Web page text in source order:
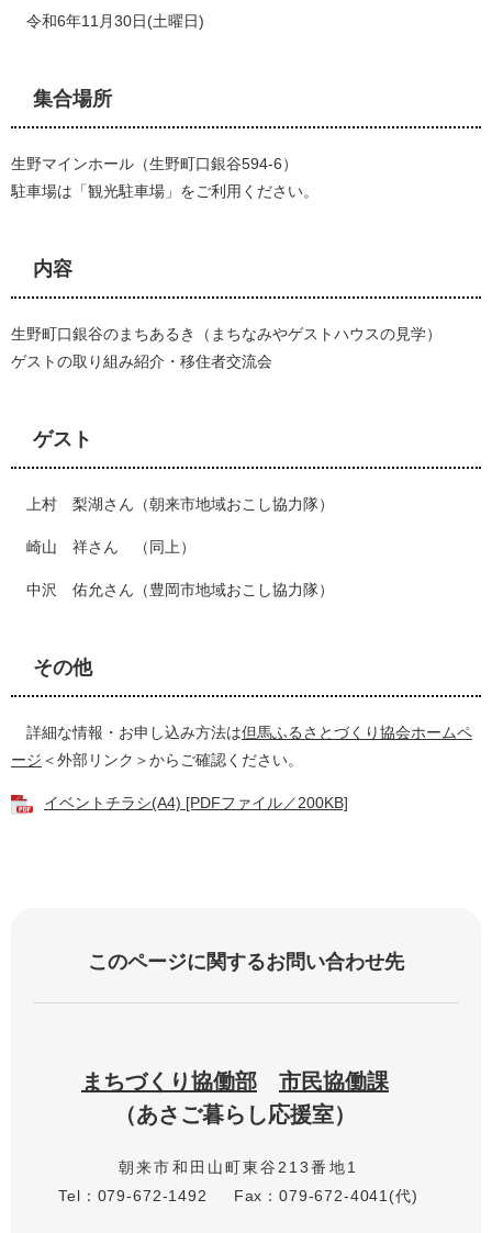
令和6年11月30日(土曜日)
集合場所
生野マインホール（生野町口銀谷594-6）
駐車場は「観光駐車場」をご利用ください。
内容
生野町口銀谷のまちあるき（まちなみやゲストハウスの見学）
ゲストの取り組み紹介・移住者交流会
ゲスト
上村 梨湖さん（朝来市地域おこし協力隊）
崎山 祥さん （同上）
中沢 佑允さん（豊岡市地域おこし協力隊）
その他
詳細な情報・お申し込み方法は但馬ふるさとづくり協会ホームペ
ージ ＜外部リンク＞からご確認ください。
イベントチラシ(A4) [PDFファイル／200KB]
このページに関するお問い合わせ先
まちづくり協働部
市民協働課
あさご暮らし応援室
朝来市和田山町東谷213番地1
Tel：079-672-1492
Fax：079-672-4041(代)